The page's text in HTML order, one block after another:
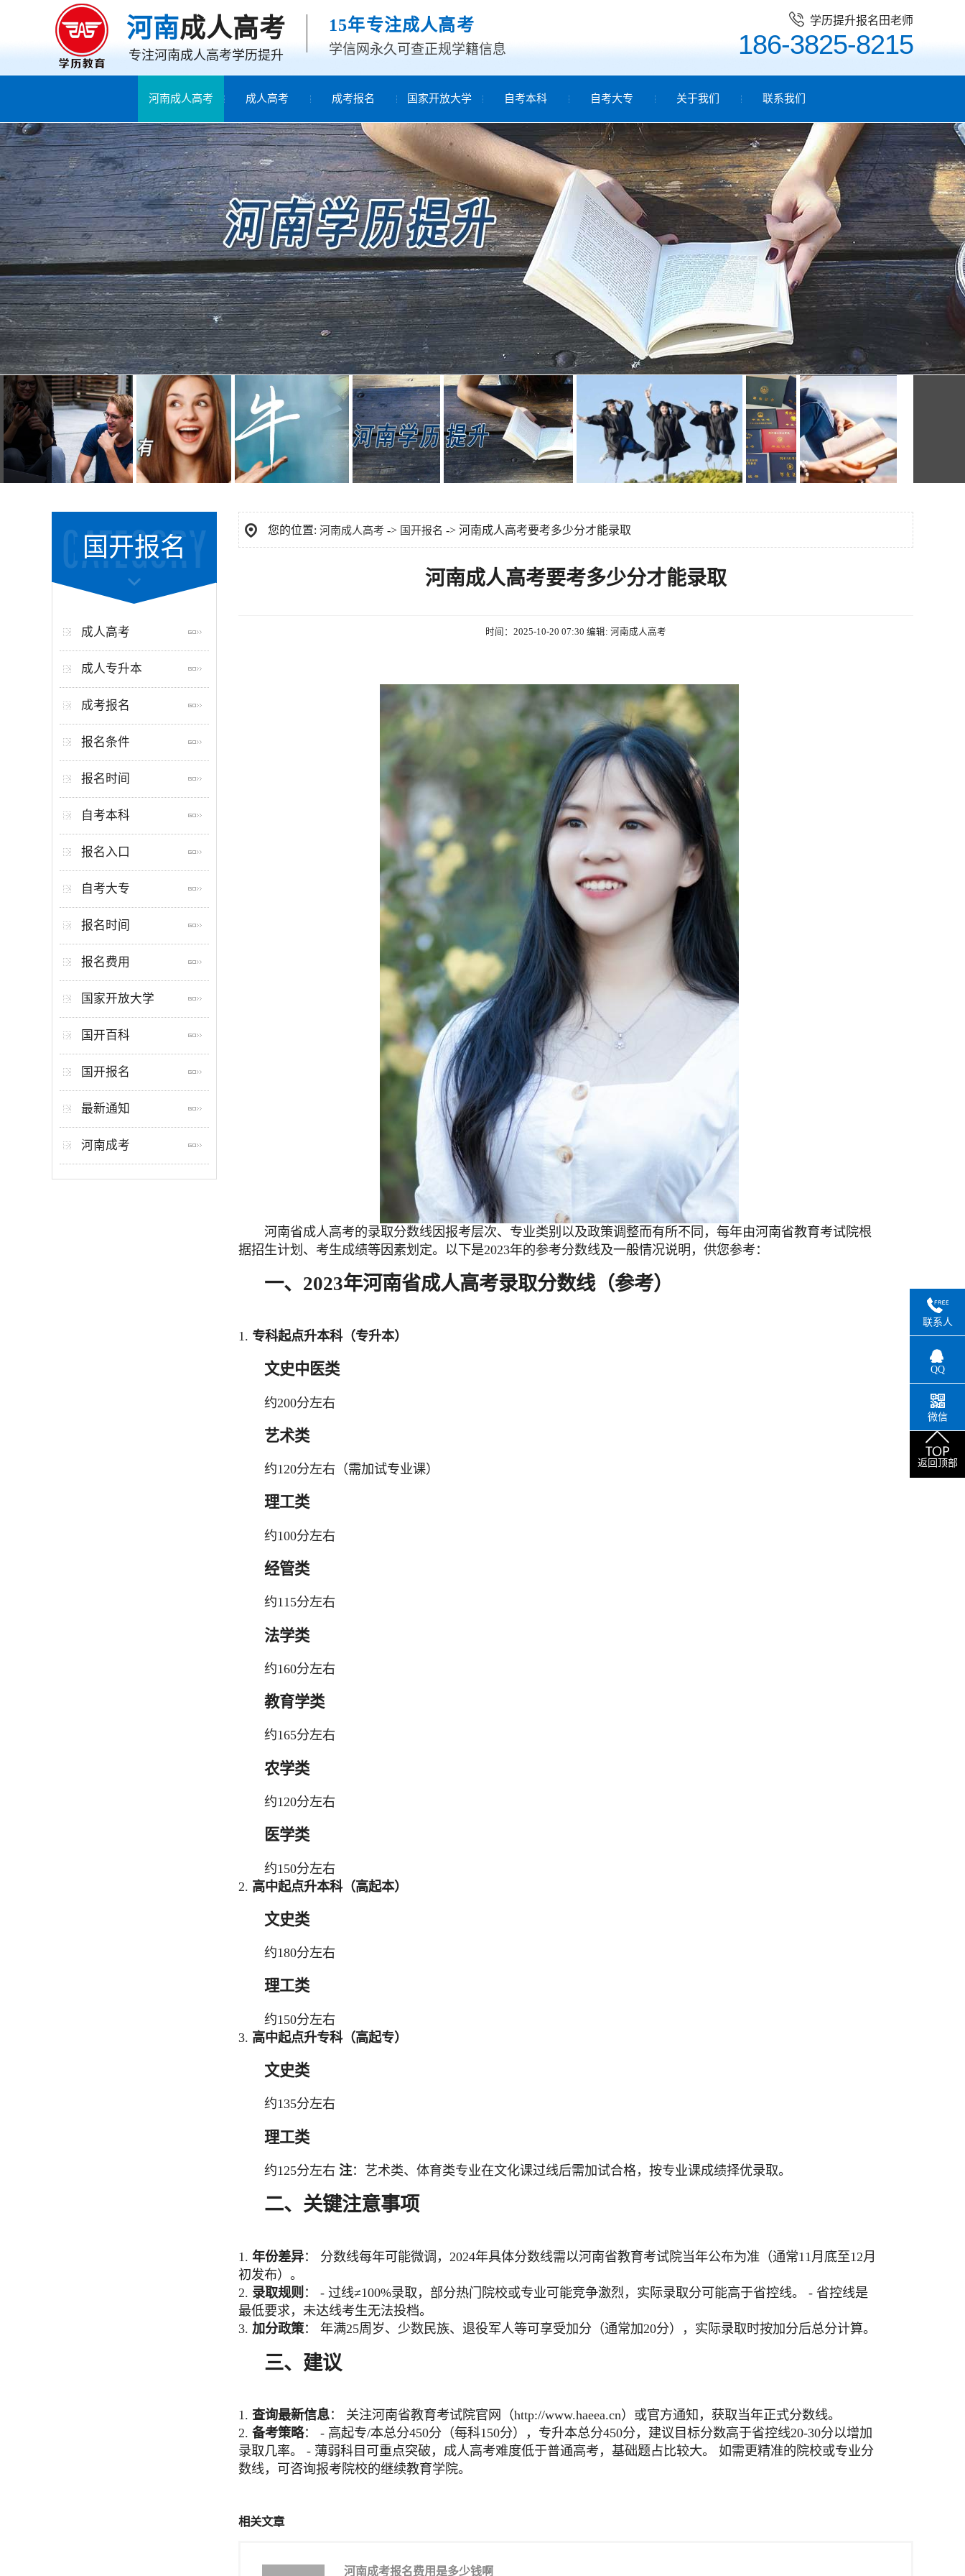
河南成人高考
专注河南成人高考学历提升
15年专注成人高考
学信网永久可查正规学籍信息
学历提升报名田老师
186-3825-8215
河南成人高考 成人高考 成考报名 国家开放大学 自考本科 自考大专 关于我们 联系我们
国开报名
成人高考
成人专升本
成考报名
报名条件
报名时间
自考本科
报名入口
自考大专
报名时间
报名费用
国家开放大学
国开百科
国开报名
最新通知
河南成考
您的位置: 河南成人高考 -> 国开报名 -> 河南成人高考要考多少分才能录取
河南成人高考要考多少分才能录取
时间：2025-10-20 07:30 编辑: 河南成人高考
河南省成人高考的录取分数线因报考层次、专业类别以及政策调整而有所不同，每年由河南省教育考试院根
据招生计划、考生成绩等因素划定。以下是2023年的参考分数线及一般情况说明，供您参考：
一、2023年河南省成人高考录取分数线（参考）
1. 专科起点升本科（专升本）
文史中医类
约200分左右
艺术类
约120分左右（需加试专业课）
理工类
约100分左右
经管类
约115分左右
法学类
约160分左右
教育学类
约165分左右
农学类
约120分左右
医学类
约150分左右
2. 高中起点升本科（高起本）
文史类
约180分左右
理工类
约150分左右
3. 高中起点升专科（高起专）
文史类
约135分左右
理工类
约125分左右注：艺术类、体育类专业在文化课过线后需加试合格，按专业课成绩择优录取。
二、关键注意事项
1. 年份差异： 分数线每年可能微调，2024年具体分数线需以河南省教育考试院当年公布为准（通常11月底至12月
初发布）。
2. 录取规则 ： - 过线≠100%录取，部分热门院校或专业可能竞争激烈，实际录取分可能高于省控线。 - 省控线是
最低要求，未达线考生无法投档。
3. 加分政策： 年满25周岁、少数民族、退役军人等可享受加分（通常加20分），实际录取时按加分后总分计算。
三、建议
1. 查询最新信息： 关注河南省教育考试院官网（http://www.haeea.cn）或官方通知，获取当年正式分数线。
2. 备考策略： - 高起专/本总分450分（每科150分），专升本总分450分，建议目标分数高于省控线20-30分以增加
录取几率。 - 薄弱科目可重点突破，成人高考难度低于普通高考，基础题占比较大。 如需更精准的院校或专业分
数线，可咨询报考院校的继续教育学院。
相关文章
河南成考报名费用是多少钱啊
联系人
QQ
微信
返回顶部